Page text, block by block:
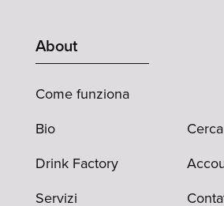
About
Come funziona
Bio
Drink Factory
Servizi
Cerca